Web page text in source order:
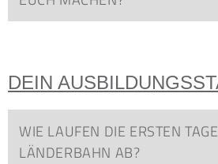
DEIN
WIE LAUFEN DIE ERSTEN
LÄNDERBAHN AB?